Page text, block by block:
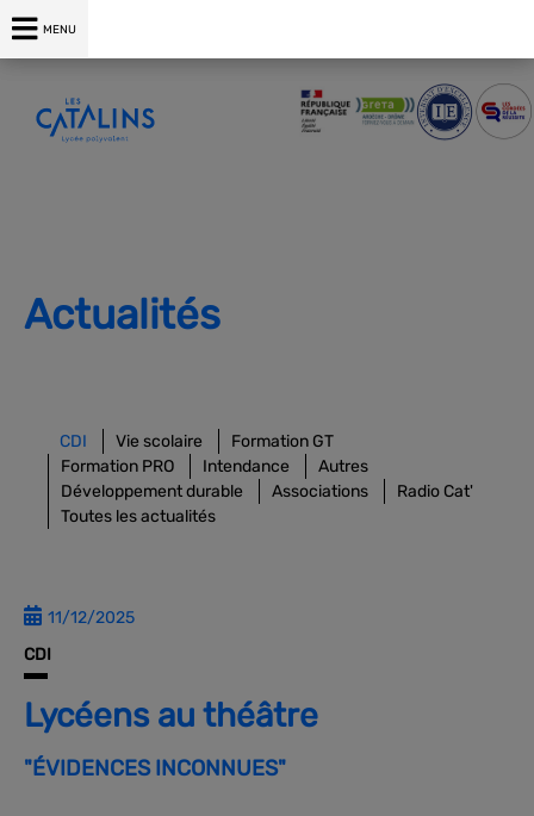
MENU
Actualités
CDI Vie scolaire
Formation GT
Formation PRO
Intendance
Autres
Développement durable
Associations
Radio Cat'
Toutes les actualités
11/12/2025
CDI
Lycéens au théâtre
"ÉVIDENCES INCONNUES"